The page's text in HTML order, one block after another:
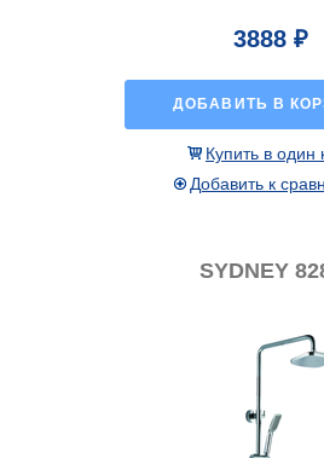
3888 ₽
ДОБАВИТЬ В
Купить в один
Добавить к
SYDNEY